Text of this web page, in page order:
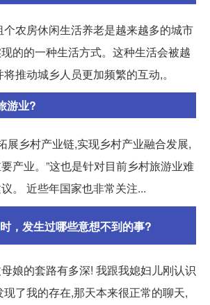
农房休闲生活养老是越来越多的城市
的的一种生活方式。这种生活会被越
推动城乡人员更加频繁的互动,。
游业?
展乡村产业链,实现乡村产业融合发展,
产业。”这也是针对目前乡村旅游业难
。 近些年国家也非常关注...
时，发生过哪些意想不到的事?
娘的套路有多深! 我跟我媳妇儿刚认识
了我的存在,那天本来很正常的聊天,